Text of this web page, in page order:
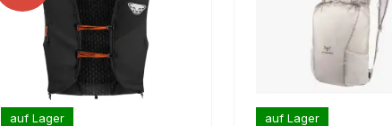
auf Lager auf Lager